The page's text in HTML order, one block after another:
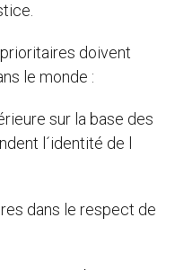
doivent
le monde :
sur la base des
l´identité de l
dans le respect de